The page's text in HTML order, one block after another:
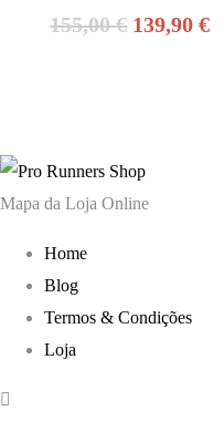
155,00€ O
155,00 €.
139,90€O
Mapa da Loja Online
Home
Blog
Termos & Condições
Loja